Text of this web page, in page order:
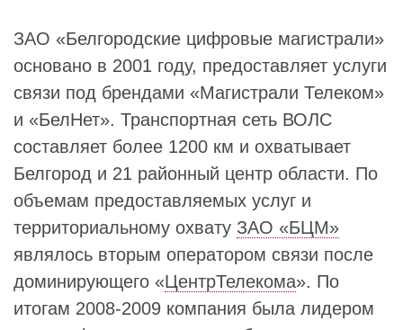
ЗАО «Белгородские цифровые магистрали»
основано в 2001 году, предоставляет услуги
связи под брендами «Магистрали Телеком»
и «БелНет». Транспортная сеть ВОЛС
составляет более 1200 км и охватывает
Белгород и 21 районный центр области. По
объемам предоставляемых услуг и
территориальному охвату ЗАО «БЦМ»
являлось вторым оператором связи после
доминирующего «ЦентрТелекома». По
итогам 2008-2009 компания была лидером